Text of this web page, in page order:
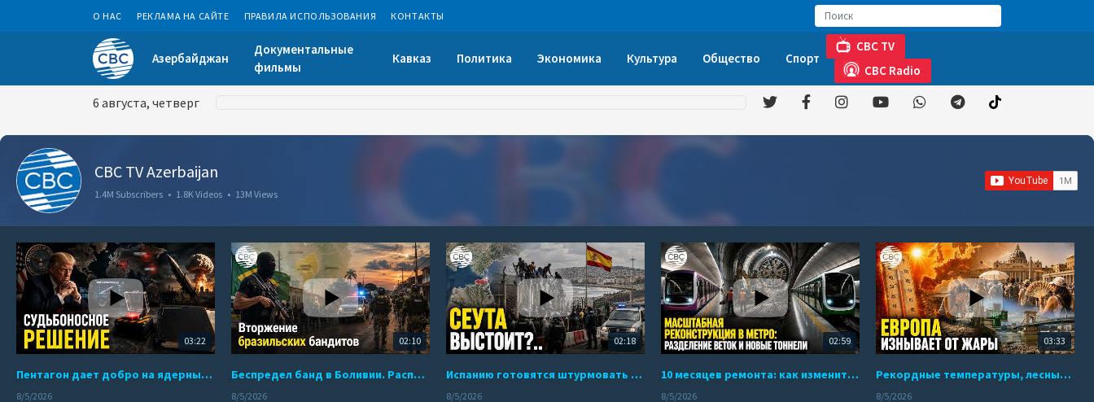
О НАС РЕКЛАМА НА САЙТЕ ПРАВИЛА ИСПОЛЬЗОВАНИЯ КОНТАКТЫ
Азербайджан
Документальные
фильмы
Кавказ Политика Экономика Культура Общество Спорт
CBC TV
CBC Radio
6 августа, четверг
CBC TV Azerbaijan
1.4M Subscribers • 1.8K Videos • 13M Views
03:22
Пентагон дает добро на ядерный удар по противникам США
8/5/2026
02:10
Беспредел банд в Боливии. Расправы над наркоторговцами
8/5/2026
02:18
Испанию готовятся штурмовать десятки тысяч марокканцев
8/5/2026
02:59
10 месяцев ремонта: как изменится работа Бакинского метро с 15 августа
8/5/2026
03:33
Рекордные температуры, лесные пожары и красный уровень опасности
8/5/2026